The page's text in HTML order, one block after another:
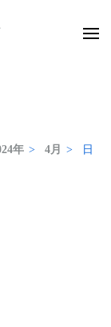
年 > 4月 > 日